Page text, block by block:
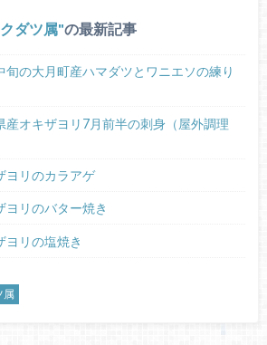
ダツ属 の最新記事
旬の大月町産ハマダツとワニエソの練り
産オキザヨリ7月前半の刺身（屋外調理
ヨリのカラアゲ
ヨリのバター焼き
ヨリの塩焼き
属